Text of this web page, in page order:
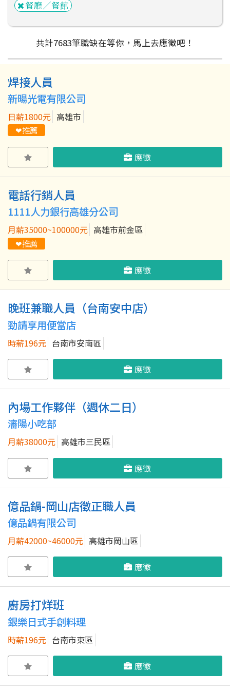
餐廳／餐館
共計7683筆職缺在等你，馬上去應徵吧！
焊接人員
新暘光電有限公司
日薪1800元 高雄市
❤推薦
應徵
電話行銷人員
1111人力銀行高雄分公司
月薪35000~100000元 高雄市前金區
❤推薦
應徵
晚班兼職人員（台南安中店）
勁請享用便當店
時薪196元 台南市安南區
應徵
內場工作夥伴（週休二日）
瀋陽小吃部
月薪38000元 高雄市三民區
應徵
億品鍋-岡山店徵正職人員
億品鍋有限公司
月薪42000~46000元 高雄市岡山區
應徵
廚房打烊班
銀樂日式手創料理
時薪196元 台南市東區
應徵